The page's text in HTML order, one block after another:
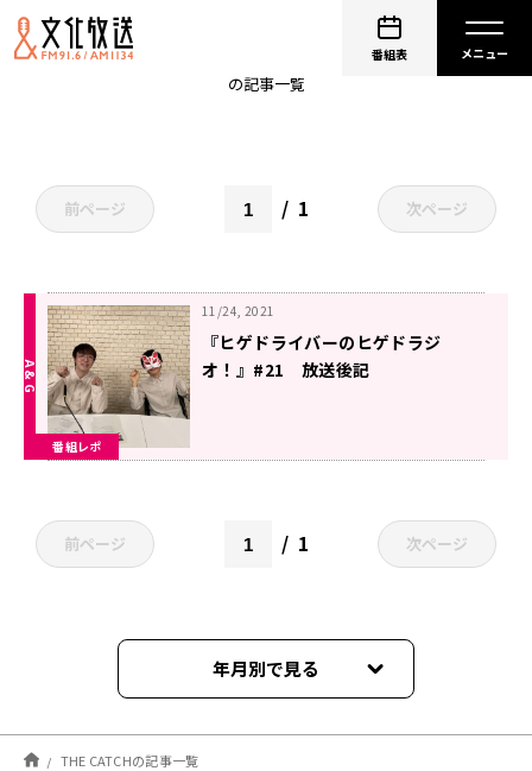
番組表
の記事一覧
前ページ 1 次ページ
番組レポ
11/24, 2021
『ヒゲドライバーのヒゲドラジ
オ！』#21 放送後記
前ページ 1 次ページ
年月別で見る
2023年07月
THE CATCHの記事一覧